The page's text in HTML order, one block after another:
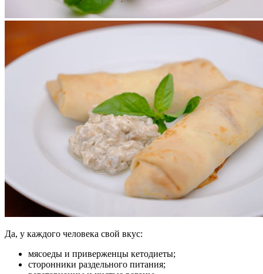
Да, у каждого человека свой вкус:
мясоеды и приверженцы кетодиеты;
сторонники раздельного питания;